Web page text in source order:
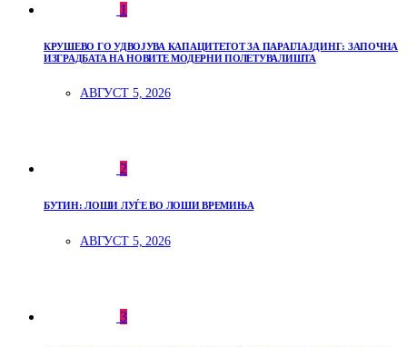
1
КРУШЕВО ГО УДВОЈУВА КАПАЦИТЕТОТ ЗА ПАРАГЛАЈДИНГ: ЗАПОЧНА
ИЗГРАДБАТА НА НОВИТЕ МОДЕРНИ ПОЛЕТУВАЛИШТА
АВГУСТ 5, 2026
2
БУТИН: ЛОШИ ЛУЃЕ ВО ЛОШИ ВРЕМИЊА
АВГУСТ 5, 2026
3